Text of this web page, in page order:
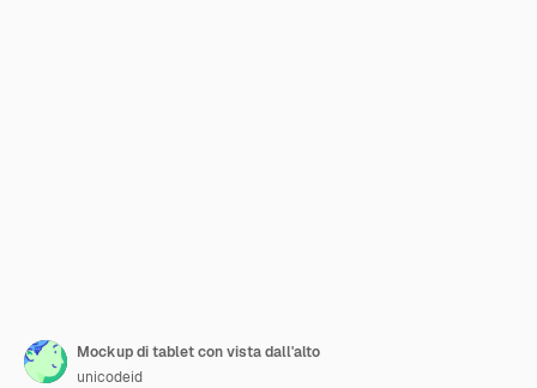
Mockup di tablet con vista dall'alto
unicodeid